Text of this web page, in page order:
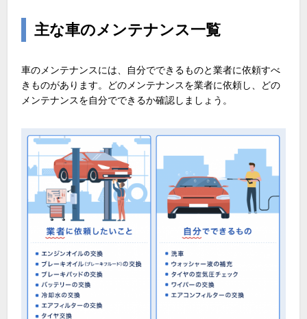
主な車のメンテナンス一覧
車のメンテナンスには、自分でできるものと業者に依頼すべ
きものがあります。どのメンテナンスを業者に依頼し、どの
メンテナンスを自分でできるか確認しましょう。